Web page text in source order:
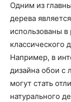
Одним из
дерева
использованы в
классического
Например, в
дизайна обои с
могут стать
натурального